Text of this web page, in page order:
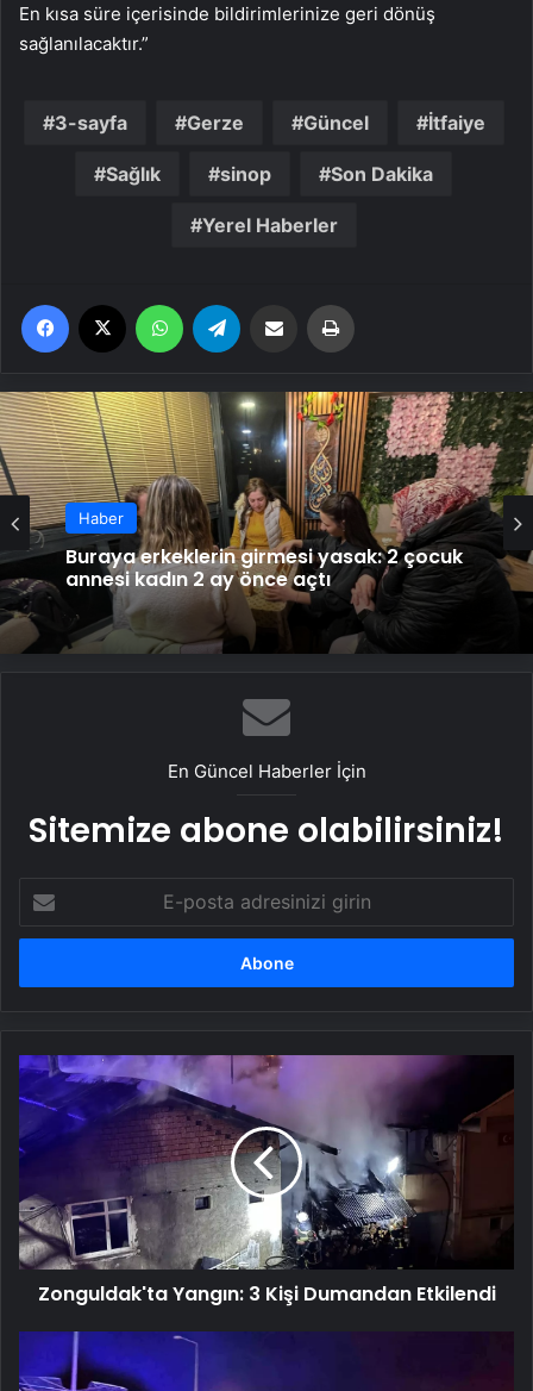
En kısa süre içerisinde bildirimlerinize geri dönüş
sağlanılacaktır.”
3-sayfa Gerze Güncel İtfaiye
Sağlık sinop Son Dakika
Yerel Haberler
Facebook WhatsApp Email'den paylaş
Haber
Buraya erkeklerin girmesi yasak: 2 çocuk
annesi kadın 2 ay önce açtı
En Güncel Haberler İçin
Sitemize abone olabilirsiniz!
posta
adresinizi
Zonguldak'ta
Yangın:
Kişi
Etkilendi
Zonguldak'ta Yangın: 3 Kişi Dumandan Etkilendi
Ünye'de
Kazada